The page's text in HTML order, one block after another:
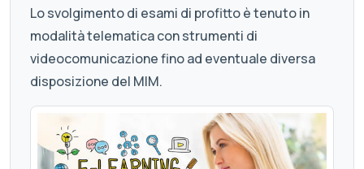
Lo svolgimento di esami di profitto è tenuto in
modalità telematica con strumenti di
videocomunicazione fino ad eventuale diversa
disposizione del MIM.